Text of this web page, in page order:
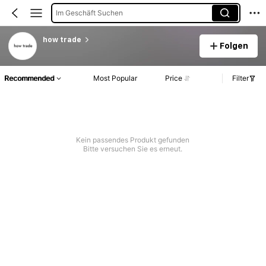
Im Geschäft Suchen
how trade
Folgen
Recommended Most Popular Price Filter
Kein passendes Produkt gefunden
Bitte versuchen Sie es erneut.